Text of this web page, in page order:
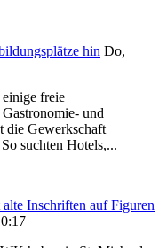
hin Do,
freie
und
die Gewerkschaft
suchten Hotels,...
Inschriften auf Figuren